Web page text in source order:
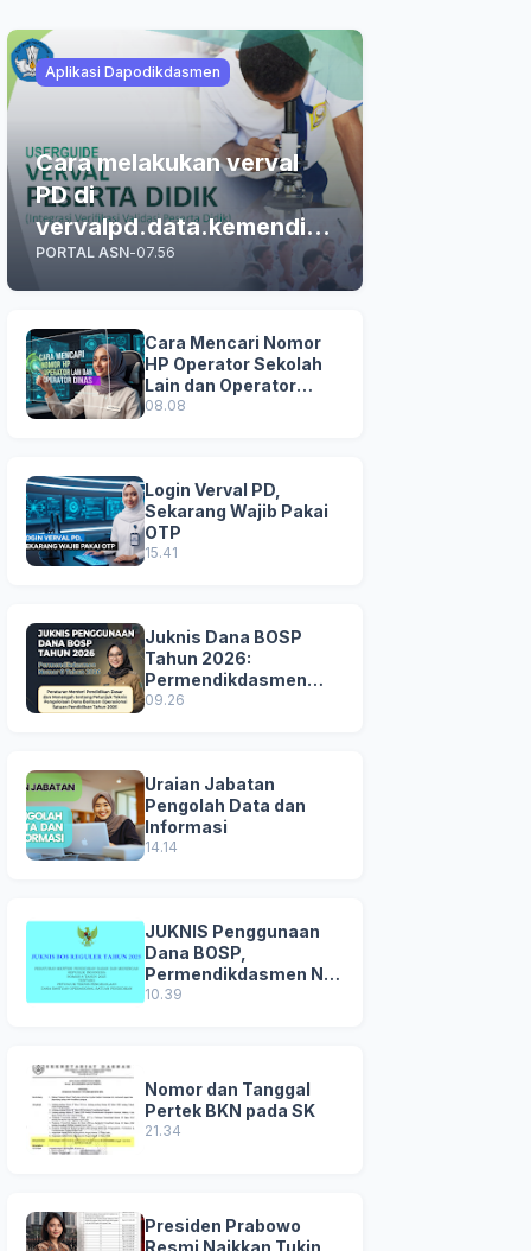
Aplikasi Dapodikdasmen
Cara melakukan verval
PD di
vervalpd.data.kemendikd
asmen.go.id
PORTAL ASN-07.56
Cara Mencari Nomor
HP Operator Sekolah
Lain dan Operator
Dinas di SDM Data
08.08
Login Verval PD,
Sekarang Wajib Pakai
OTP
15.41
Juknis Dana BOSP
Tahun 2026:
Permendikdasmen
Nomor 8 Tahun 2026
09.26
Uraian Jabatan
Pengolah Data dan
Informasi
14.14
JUKNIS Penggunaan
Dana BOSP,
Permendikdasmen No
8 Tahun 2025
10.39
Nomor dan Tanggal
Pertek BKN pada SK
21.34
Presiden Prabowo
Resmi Naikkan Tukin